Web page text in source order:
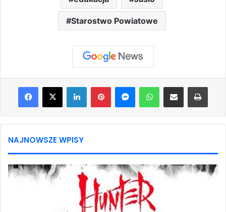
Starostwo Powiatowe
Facebook
X LinkedInPinterestMessengerWhatsAppShare via Email Print
NAJNOWSZE WPISY